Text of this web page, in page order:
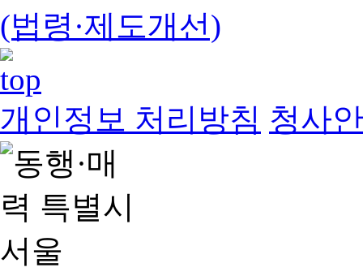
(법령·제도개선)
개인정보 처리방침 청사